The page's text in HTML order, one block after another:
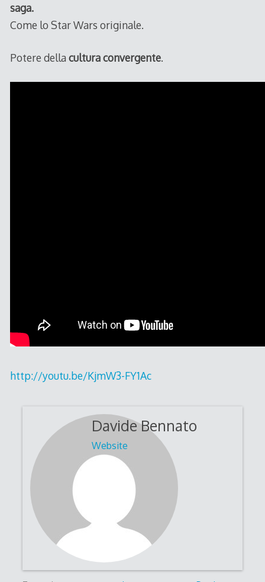
saga.
Come lo Star Wars originale.
Potere dellacultura convergente.
http://youtu.be/KjmW3-FY1Ac
Davide Bennato
Website